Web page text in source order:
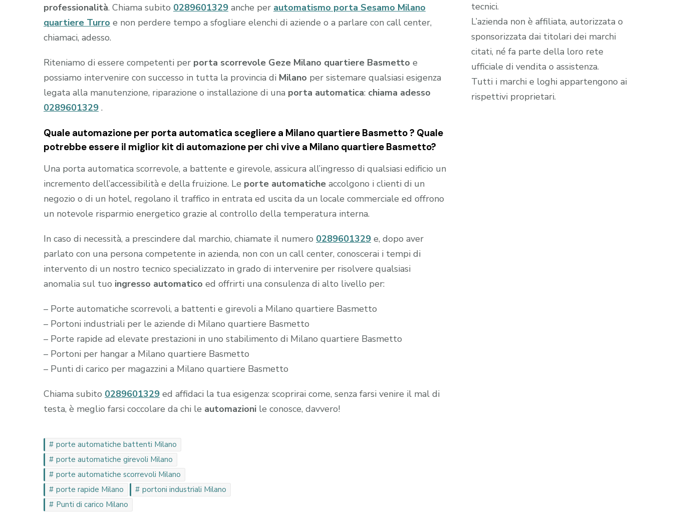
professionalità. Chiama subito 0289601329 anche per automatismo porta Sesamo Milano
quartiere Turro e non perdere tempo a sfogliare elenchi di aziende o a parlare con call center,
chiamaci, adesso.
Riteniamo di essere competenti per porta scorrevole Geze Milano quartiere Basmetto e
possiamo intervenire con successo in tutta la provincia di Milano per sistemare qualsiasi esigenza
legata alla manutenzione, riparazione o installazione di una porta automatica: chiama adesso
0289601329 .
Quale automazione per porta automatica scegliere a Milano quartiere Basmetto ? Quale
potrebbe essere il miglior kit di automazione per chi vive a Milano quartiere Basmetto?
Una porta automatica scorrevole, a battente e girevole, assicura all’ingresso di qualsiasi edificio un
incremento dell’accessibilità e della fruizione. Le porte automatiche accolgono i clienti di un
negozio o di un hotel, regolano il traffico in entrata ed uscita da un locale commerciale ed offrono
un notevole risparmio energetico grazie al controllo della temperatura interna.
In caso di necessità, a prescindere dal marchio, chiamate il numero 0289601329 e, dopo aver
parlato con una persona competente in azienda, non con un call center, conoscerai i tempi di
intervento di un nostro tecnico specializzato in grado di intervenire per risolvere qualsiasi
anomalia sul tuo ingresso automatico ed offrirti una consulenza di alto livello per:
– Porte automatiche scorrevoli, a battenti e girevoli a Milano quartiere Basmetto
– Portoni industriali per le aziende di Milano quartiere Basmetto
– Porte rapide ad elevate prestazioni in uno stabilimento di Milano quartiere Basmetto
– Portoni per hangar a Milano quartiere Basmetto
– Punti di carico per magazzini a Milano quartiere Basmetto
Chiama subito 0289601329 ed affidaci la tua esigenza: scoprirai come, senza farsi venire il mal di
testa, è meglio farsi coccolare da chi le automazioni le conosce, davvero!
porte automatiche battenti Milano
porte automatiche girevoli Milano
porte automatiche scorrevoli Milano
porte rapide Milano
portoni industriali Milano
Punti di carico Milano
tecnici.
L’azienda non è affiliata, autorizzata o
sponsorizzata dai titolari dei marchi
citati, né fa parte della loro rete
ufficiale di vendita o assistenza.
Tutti i marchi e loghi appartengono ai
rispettivi proprietari.